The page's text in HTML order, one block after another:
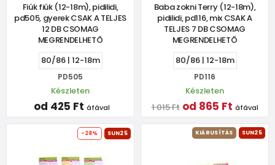
Fiúk fiúk (12-18m), pidilidi,
pd505, gyerek CSAK A TELJES
12 DB CSOMAG
MEGRENDELHETŐ
80/86 | 12-18m
PD505
Készleten
od 425 Ft áfával
Baba zokni Terry (12-18m),
pidilidi, pd116, mix CSAK A
TELJES 7 DB CSOMAG
MEGRENDELHETŐ
80/86 | 12-18m
PD116
Készleten
1 015 Ft od 865 Ft áfával
-28% SUN25 KIÁRUSÍTÁS SUN25